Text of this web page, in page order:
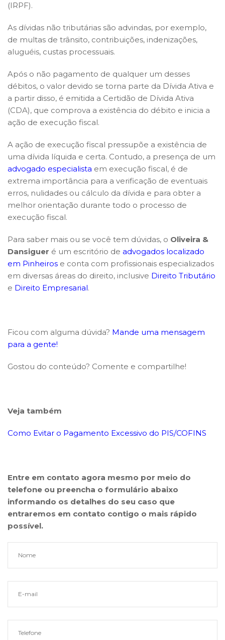
(IRPF).
As dívidas não tributárias são advindas, por exemplo,
de multas de trânsito, contribuições, indenizações,
aluguéis, custas processuais.
Após o não pagamento de qualquer um desses
débitos, o valor devido se torna parte da Dívida Ativa e
a partir disso, é emitida a Certidão de Dívida Ativa
(CDA), que comprova a existência do débito e inicia a
ação de execução fiscal.
A ação de execução fiscal pressupõe a existência de
uma dívida líquida e certa. Contudo, a presença de um
advogado especialista em execução fiscal, é de
extrema importância para a verificação de eventuais
erros, nulidades ou cálculo da dívida e para obter a
melhor orientação durante todo o processo de
execução fiscal.
Para saber mais ou se você tem dúvidas, o Oliveira &
Dansiguer é um escritório de advogados localizado
em Pinheiros e conta com profissionais especializados
em diversas áreas do direito, inclusive Direito Tributário
e Direito Empresarial.
Ficou com alguma dúvida? Mande uma mensagem
para a gente!
Gostou do conteúdo? Comente e compartilhe!
Veja também
Como Evitar o Pagamento Excessivo do PIS/COFINS
Entre em contato agora mesmo por meio do
telefone ou preencha o formulário abaixo
informando os detalhes do seu caso que
entraremos em contato contigo o mais rápido
possível.